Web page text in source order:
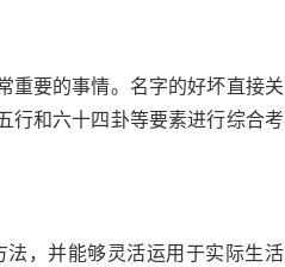
重要的事情。名字的好坏直接关
行和六十四卦等要素进行综合考
，并能够灵活运用于实际生活